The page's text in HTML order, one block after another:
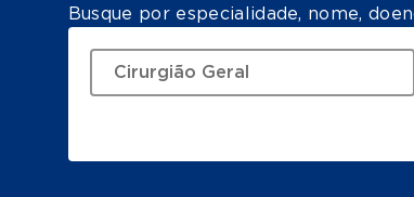
Busque por especialidade, nome,